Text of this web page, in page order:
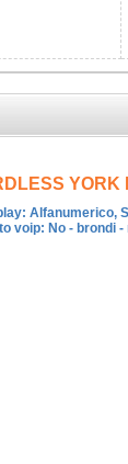
YORK
voip: No - brondi -